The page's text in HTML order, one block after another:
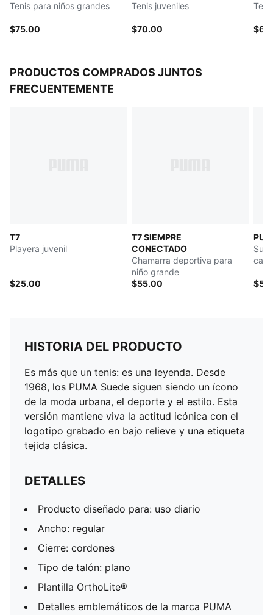
Tenis para niños grandes
$75.00
Tenis juveniles
$70.00
PRODUCTOS COMPRADOS JUNTOS
FRECUENTEMENTE
T7
Playera juvenil
$25.00
T7 SIEMPRE
CONECTADO
Chamarra deportiva para
niño grande
$55.00
HISTORIA DEL PRODUCTO
Es más que un tenis: es una leyenda. Desde
1968, los PUMA Suede siguen siendo un ícono
de la moda urbana, el deporte y el estilo. Esta
versión mantiene viva la actitud icónica con el
logotipo grabado en bajo relieve y una etiqueta
tejida clásica.
DETALLES
Producto diseñado para: uso diario
Ancho: regular
Cierre: cordones
Tipo de talón: plano
Plantilla OrthoLite®
Detalles emblemáticos de la marca PUMA